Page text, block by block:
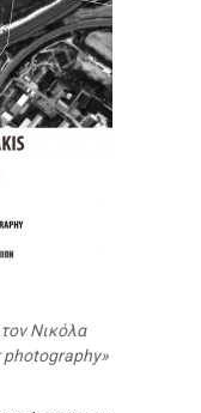
Νικόλα
photography